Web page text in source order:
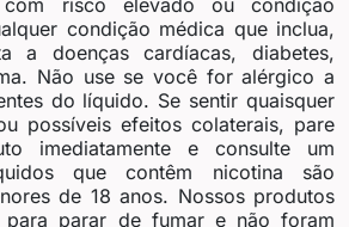
condição médica que inclua,
a doenças cardíacas, diabetes,
Não use se você for alérgico a
do líquido. Se sentir quaisquer
possíveis efeitos colaterais, pare
imediatamente e consulte um
que contêm nicotina são
de 18 anos. Nossos produtos
para parar de fumar e não foram